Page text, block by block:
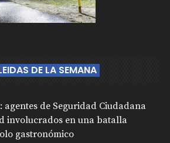
DE LA SEMANA
agentes de Seguridad Ciudadana
involucrados en una batalla
gastronómico